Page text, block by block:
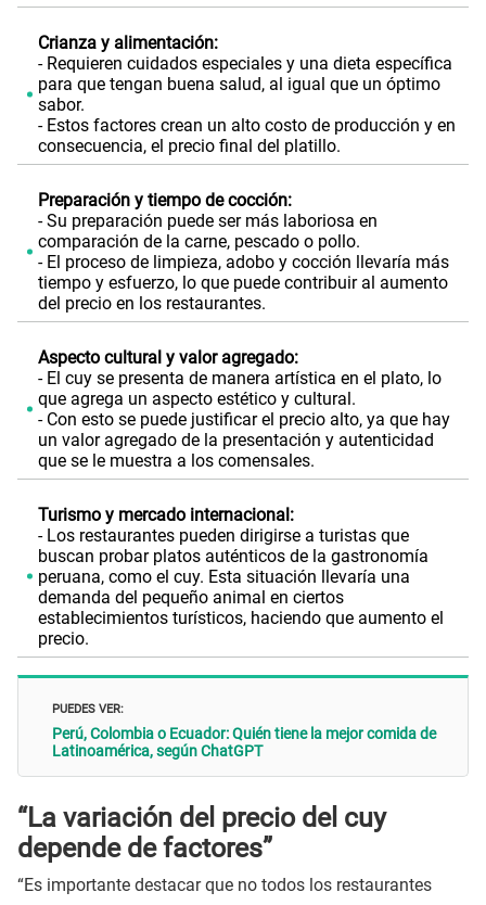
Crianza y alimentación:
- Requieren cuidados especiales y una dieta específica
para que tengan buena salud, al igual que un óptimo
sabor.
- Estos factores crean un alto costo de producción y en
consecuencia, el precio final del platillo.
Preparación y tiempo de cocción:
- Su preparación puede ser más laboriosa en
comparación de la carne, pescado o pollo.
- El proceso de limpieza, adobo y cocción llevaría más
tiempo y esfuerzo, lo que puede contribuir al aumento
del precio en los restaurantes.
Aspecto cultural y valor agregado:
- El cuy se presenta de manera artística en el plato, lo
que agrega un aspecto estético y cultural.
- Con esto se puede justificar el precio alto, ya que hay
un valor agregado de la presentación y autenticidad
que se le muestra a los comensales.
Turismo y mercado internacional:
- Los restaurantes pueden dirigirse a turistas que
buscan probar platos auténticos de la gastronomía
peruana, como el cuy. Esta situación llevaría una
demanda del pequeño animal en ciertos
establecimientos turísticos, haciendo que aumento el
precio.
PUEDES VER:
Perú, Colombia o Ecuador: Quién tiene la mejor comida de
Latinoamérica, según ChatGPT
“La variación del precio del cuy
depende de factores”
“Es importante destacar que no todos los restaurantes